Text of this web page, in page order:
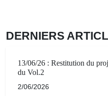
DERNIERS
13/06/26 : Restitution du
du Vol.2
2/06/2026